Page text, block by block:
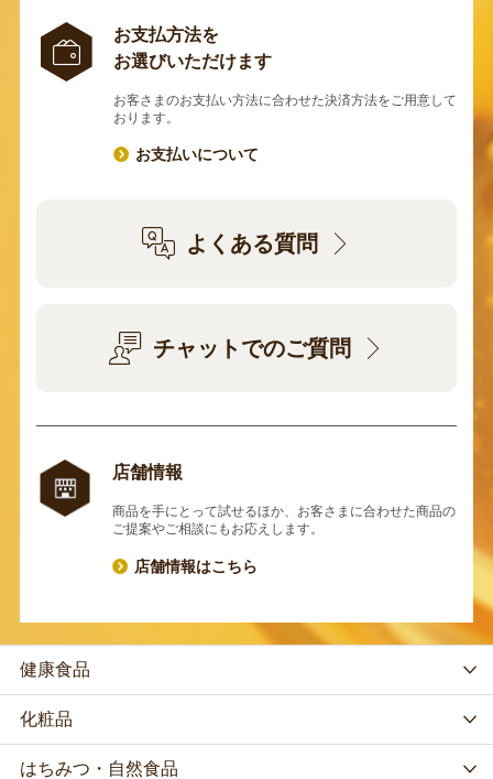
お支払方法を
お選びいただけます
お客さまのお支払い方法に合わせた決済方法をご用意して
おります。
お支払いについて
よくある質問
チャットでのご質問
店舗情報
商品を手にとって試せるほか、お客さまに合わせた商品の
ご提案やご相談にもお応えします。
店舗情報はこちら
健康食品
化粧品
はちみつ・自然食品